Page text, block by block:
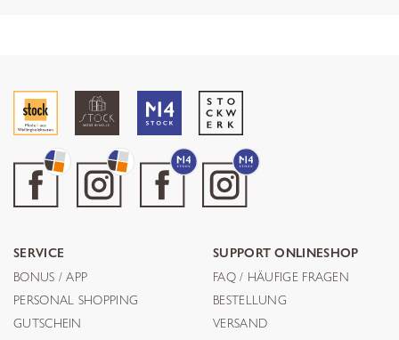
SERVICE
BONUS / APP
PERSONAL SHOPPING
GUTSCHEIN
SUPPORT ONLINESHOP
FAQ / HÄUFIGE FRAGEN
BESTELLUNG
VERSAND